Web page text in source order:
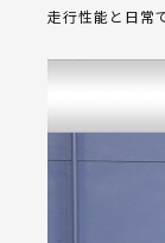
走行性能と日常